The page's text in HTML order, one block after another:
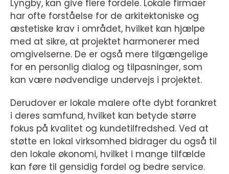
Lyngby, kan give flere fordele. Lokale firmaer
har ofte forståelse for de arkitektoniske og
æstetiske krav i området, hvilket kan hjælpe
med at sikre, at projektet harmonerer med
omgivelserne. De er også mere tilgængelige
for en personlig dialog og tilpasninger, som
kan være nødvendige undervejs i projektet.
Derudover er lokale malere ofte dybt forankret
i deres samfund, hvilket kan betyde større
fokus på kvalitet og kundetilfredshed. Ved at
støtte en lokal virksomhed bidrager du også til
den lokale økonomi, hvilket i mange tilfælde
kan føre til gensidig fordel og bedre service.